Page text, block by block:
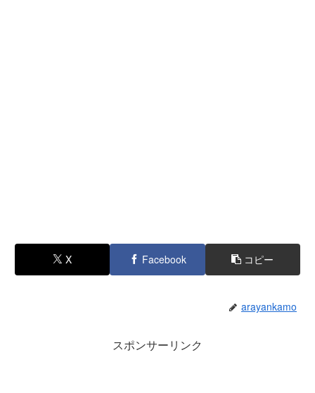
X Facebook コピー
arayankamo
スポンサーリンク